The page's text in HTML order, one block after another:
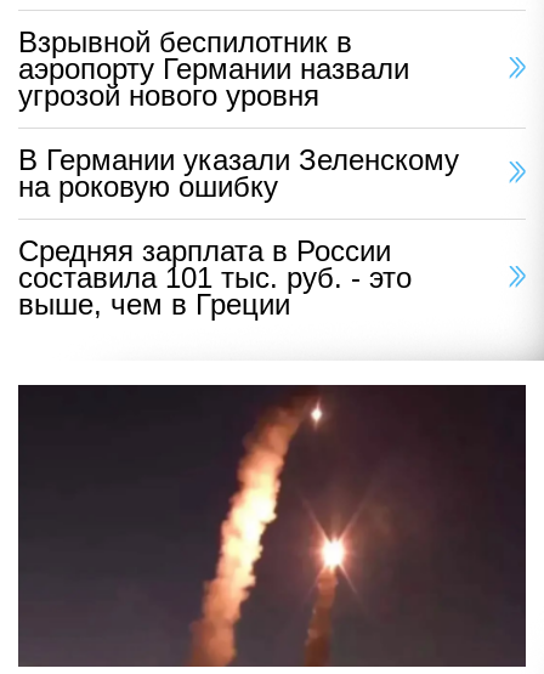
Взрывной беспилотник в
аэропорту Германии назвали
угрозой нового уровня
В Германии указали Зеленскому
на роковую ошибку
Средняя зарплата в России
составила 101 тыс. руб. - это
выше, чем в Греции